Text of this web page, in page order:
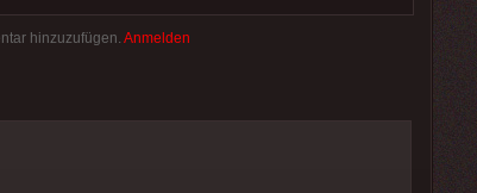
hinzuzufügen. Anmelden